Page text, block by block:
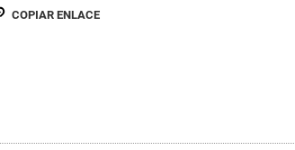
COPIAR ENLACE